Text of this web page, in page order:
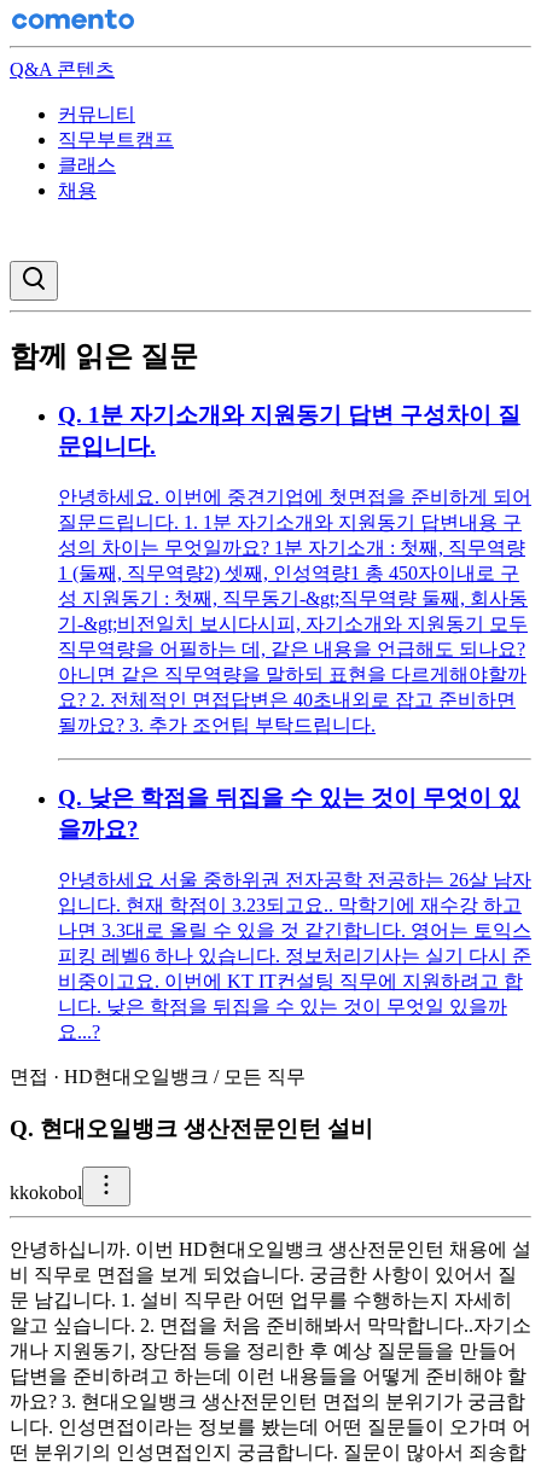
Q&A 콘텐츠
커뮤니티
직무부트캠프
클래스
채용
함께 읽은 질문
Q. 1분 자기소개와 지원동기 답변 구성차이 질
문입니다.
안녕하세요. 이번에 중견기업에 첫면접을 준비하게 되어
질문드립니다. 1. 1분 자기소개와 지원동기 답변내용 구
성의 차이는 무엇일까요? 1분 자기소개 : 첫째, 직무역량
1 (둘째, 직무역량2) 셋째, 인성역량1 총 450자이내로 구
성 지원동기 : 첫째, 직무동기-&gt;직무역량 둘째, 회사동
기-&gt;비전일치 보시다시피, 자기소개와 지원동기 모두
직무역량을 어필하는 데, 같은 내용을 언급해도 되나요?
아니면 같은 직무역량을 말하되 표현을 다르게해야할까
요? 2. 전체적인 면접답변은 40초내외로 잡고 준비하면
될까요? 3. 추가 조언팁 부탁드립니다.
Q. 낮은 학점을 뒤집을 수 있는 것이 무엇이 있
을까요?
안녕하세요 서울 중하위권 전자공학 전공하는 26살 남자
입니다. 현재 학점이 3.23되고요.. 막학기에 재수강 하고
나면 3.3대로 올릴 수 있을 것 같긴합니다. 영어는 토익스
피킹 레벨6 하나 있습니다. 정보처리기사는 실기 다시 준
비중이고요. 이번에 KT IT컨설팅 직무에 지원하려고 합
니다. 낮은 학점을 뒤집을 수 있는 것이 무엇일 있을까
요...?
면접 · HD현대오일뱅크 / 모든 직무
Q. 현대오일뱅크 생산전문인턴 설비
kkokobol
안녕하십니까. 이번 HD현대오일뱅크 생산전문인턴 채용에 설
비 직무로 면접을 보게 되었습니다. 궁금한 사항이 있어서 질
문 남깁니다. 1. 설비 직무란 어떤 업무를 수행하는지 자세히
알고 싶습니다. 2. 면접을 처음 준비해봐서 막막합니다..자기소
개나 지원동기, 장단점 등을 정리한 후 예상 질문들을 만들어
답변을 준비하려고 하는데 이런 내용들을 어떻게 준비해야 할
까요? 3. 현대오일뱅크 생산전문인턴 면접의 분위기가 궁금합
니다. 인성면접이라는 정보를 봤는데 어떤 질문들이 오가며 어
떤 분위기의 인성면접인지 궁금합니다. 질문이 많아서 죄송합